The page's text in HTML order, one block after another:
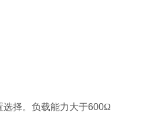
择。负载能力大于600Ω